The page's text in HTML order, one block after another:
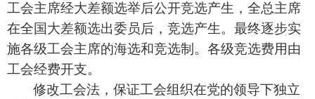
工会主席经大差额选举后公开竞选产生，全总主席
在全国大差额选出委员后，竞选产生。最终逐步实
施各级工会主席的海选和竞选制。各级竞选费用由
工会经费开支。
修改工会法，保证工会组织在党的领导下独立